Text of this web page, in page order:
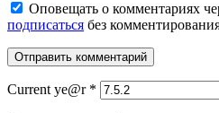
Оповещать о комментариях
подписаться без
Current ye@r *